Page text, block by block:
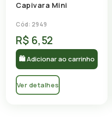
Capivara Mini
Cód: 2949
R$ 6,52
🛍 Adicionar ao carrinho
Ver detalhes